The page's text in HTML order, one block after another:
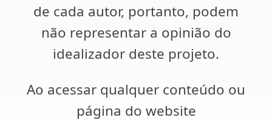
de cada autor, portanto, podem
não representar a opinião do
idealizador deste projeto.
Ao acessar qualquer conteúdo ou
página do website